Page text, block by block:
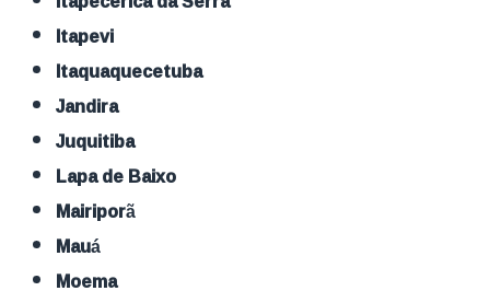
Itapevi
Itaquaquecetuba
Jandira
Juquitiba
Lapa de Baixo
Mairiporã
Mauá
Moema